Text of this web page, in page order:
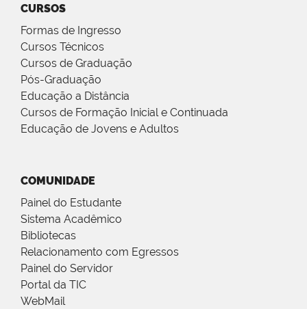
CURSOS
Formas de Ingresso
Cursos Técnicos
Cursos de Graduação
Pós-Graduação
Educação a Distância
Cursos de Formação Inicial e Continuada
Educação de Jovens e Adultos
COMUNIDADE
Painel do Estudante
Sistema Acadêmico
Bibliotecas
Relacionamento com Egressos
Painel do Servidor
Portal da TIC
WebMail